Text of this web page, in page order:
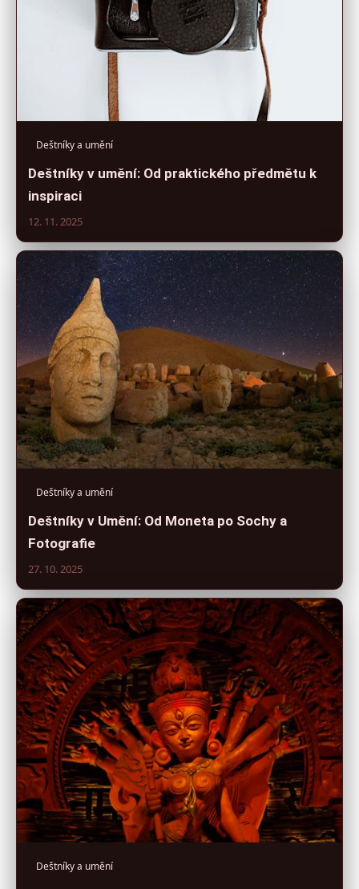
Deštníky a umění
Deštníky v umění: Od praktického předmětu k
inspiraci
12. 11. 2025
Deštníky a umění
Deštníky v Umění: Od Moneta po Sochy a
Fotografie
27. 10. 2025
Deštníky a umění